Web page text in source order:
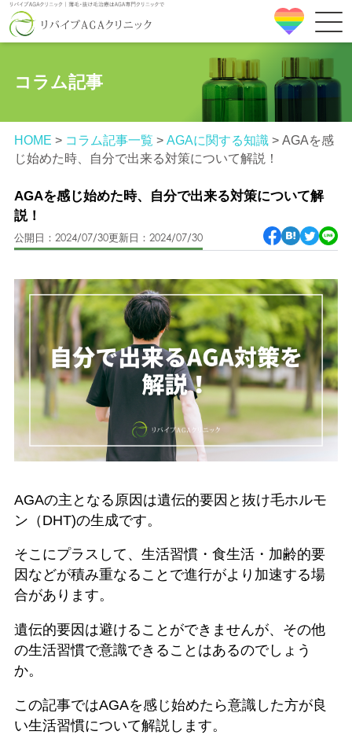
コラム記事
HOME > コラム記事一覧 > AGAに関する知識> AGAを感
じ始めた時、自分で出来る対策について解説！
AGAを感じ始めた時、自分で出来る対策について解
説！
公開日：2024/07/30更新日：2024/07/30
AGAの主となる原因は遺伝的要因と抜け毛ホルモ
ン（DHT)の生成です。
そこにプラスして、生活習慣・食生活・加齢的要
因などが積み重なることで進行がより加速する場
合があります。
遺伝的要因は避けることができませんが、その他
の生活習慣で意識できることはあるのでしょう
か。
この記事ではAGAを感じ始めたら意識した方が良
い生活習慣について解説します。